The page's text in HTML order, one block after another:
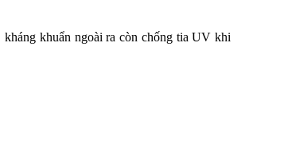
khuẩn ngoài ra còn chống tia UV khi